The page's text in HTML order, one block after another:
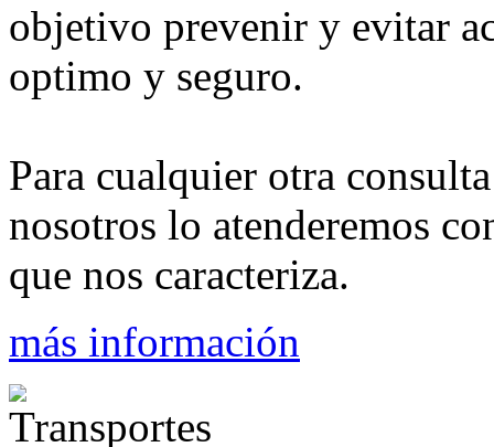
objetivo prevenir y evitar
optimo y seguro.
Para cualquier otra
nosotros lo atenderemos
que nos caracteriza.
más información